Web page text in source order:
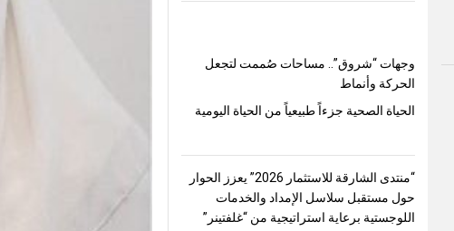
وجهات “شروق”.. مساحات صُممت لتجعل
الحركة وأنماط
الحياة الصحية جزءاً طبيعياً من الحياة اليومية
“منتدى الشارقة للاستثمار 2026” يعزز الحوار
حول مستقبل سلاسل الإمداد والخدمات
اللوجستية برعاية استراتيجية من “غلفتينر”